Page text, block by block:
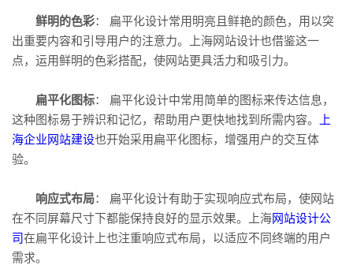
鲜明的色彩： 扁平化设计常用明亮且鲜艳的颜色，用以突
出重要内容和引导用户的注意力。上海网站设计也借鉴这一
点，运用鲜明的色彩搭配，使网站更具活力和吸引力。
扁平化图标： 扁平化设计中常用简单的图标来传达信息，
这种图标易于辨识和记忆，帮助用户更快地找到所需内容。
上
海企业网站建设也开始采用扁平化图标，增强用户的交互体
验。
响应式布局： 扁平化设计有助于实现响应式布局，使网站
在不同屏幕尺寸下都能保持良好的显示效果。上海网站设计公
司在扁平化设计上也注重响应式布局，以适应不同终端的用户
需求。